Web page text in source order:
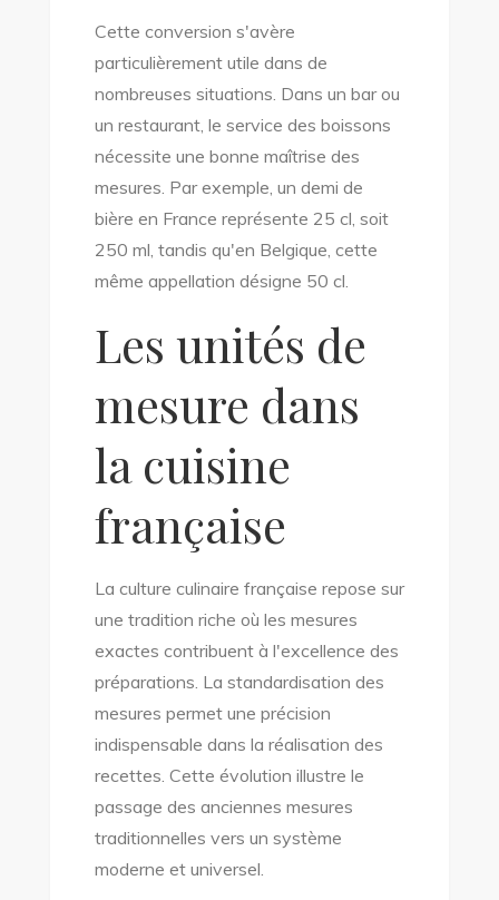
Cette conversion s'avère
particulièrement utile dans de
nombreuses situations. Dans un bar ou
un restaurant, le service des boissons
nécessite une bonne maîtrise des
mesures. Par exemple, un demi de
bière en France représente 25 cl, soit
250 ml, tandis qu'en Belgique, cette
même appellation désigne 50 cl.
Les unités de
mesure dans
la cuisine
française
La culture culinaire française repose sur
une tradition riche où les mesures
exactes contribuent à l'excellence des
préparations. La standardisation des
mesures permet une précision
indispensable dans la réalisation des
recettes. Cette évolution illustre le
passage des anciennes mesures
traditionnelles vers un système
moderne et universel.